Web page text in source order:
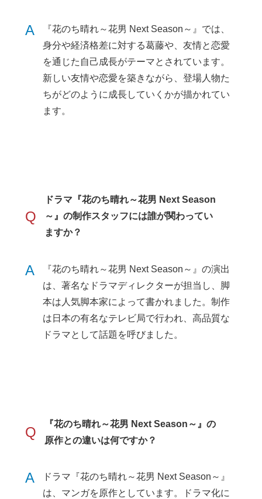
A
『花のち晴れ～花男 Next Season～』では、
身分や経済格差に対する葛藤や、友情と恋愛
を通じた自己成長がテーマとされています。
新しい友情や恋愛を築きながら、登場人物た
ちがどのように成長していくかが描かれてい
ます。
Q
ドラマ『花のち晴れ～花男 Next Season
～』の制作スタッフには誰が関わってい
ますか？
A
『花のち晴れ～花男 Next Season～』の演出
は、著名なドラマディレクターが担当し、脚
本は人気脚本家によって書かれました。制作
は日本の有名なテレビ局で行われ、高品質な
ドラマとして話題を呼びました。
Q
『花のち晴れ～花男 Next Season～』の
原作との違いは何ですか？
A
ドラマ『花のち晴れ～花男 Next Season～』
は、マンガを原作としています。ドラマ化に